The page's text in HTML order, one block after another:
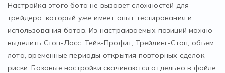
Настройка этого бота не вызовет сложностей для
трейдера, который уже имеет опыт тестирования и
использования ботов. Из настраиваемых позиций можно
выделить Стоп-Лосс, Тейк-Профит, Трейлинг-Стоп, объем
лота, временные периоды открытия повторных сделок,
риски. Базовые настройки скачиваются отдельно в файле